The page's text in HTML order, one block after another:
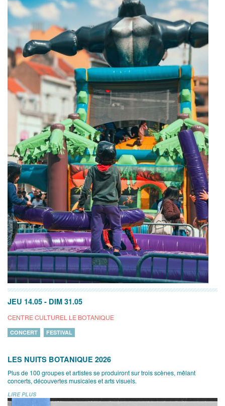
JEU 14.05 - DIM 31.05
CENTRE CULTUREL LE BOTANIQUE
CONCERT FESTIVAL
LES NUITS BOTANIQUE 2026
Plus de 100 groupes et artistes se produiront sur trois scènes, mêlant
concerts, découvertes musicales et arts visuels.
LIRE PLUS